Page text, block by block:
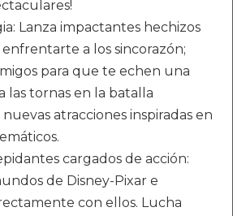
Lanza impactantes hechizos
enfrentarte a los sincorazón;
para que te echen una
las tornas en la batalla
atracciones inspiradas en
cargados de acción:
de Disney-Pixar e
con ellos. Lucha